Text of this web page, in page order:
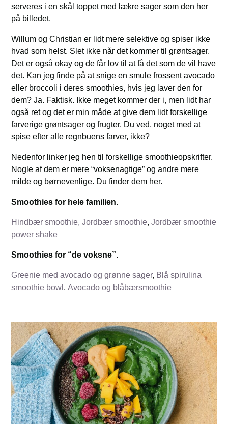
serveres i en skål toppet med lækre sager som den her
på billedet.
Willum og Christian er lidt mere selektive og spiser ikke
hvad som helst. Slet ikke når det kommer til grøntsager.
Det er også okay og de får lov til at få det som de vil have
det. Kan jeg finde på at snige en smule frossent avocado
eller broccoli i deres smoothies, hvis jeg laver den for
dem? Ja. Faktisk. Ikke meget kommer der i, men lidt har
også ret og det er min måde at give dem lidt forskellige
farverige grøntsager og frugter. Du ved, noget med at
spise efter alle regnbuens farver, ikke?
Nedenfor linker jeg hen til forskellige smoothieopskrifter.
Nogle af dem er mere “voksenagtige” og andre mere
milde og børnevenlige. Du finder dem her.
Smoothies for hele familien.
Hindbær smoothie, Jordbær smoothie,Jordbær smoothie
power shake
Smoothies for “de voksne”.
Greenie med avocado og grønne sager, Blå spirulina
smoothie bowl ,Avocado og blåbærsmoothie